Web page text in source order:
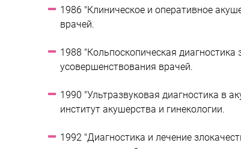
1986 "Клиническое и оперативное
врачей.
1988 "Кольпоскопическая
усовершенствования врачей.
1990 "Ультразвуковая диагностика в
институт акушерства и гинекологии.
1992 "Диагностика и лечение